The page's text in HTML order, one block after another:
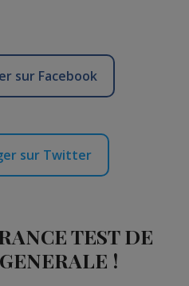
sur Facebook
sur Twitter
TEST DE
!